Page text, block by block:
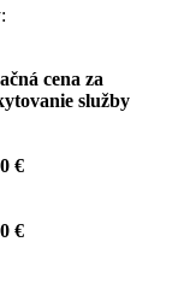
cena za
služby
€
€